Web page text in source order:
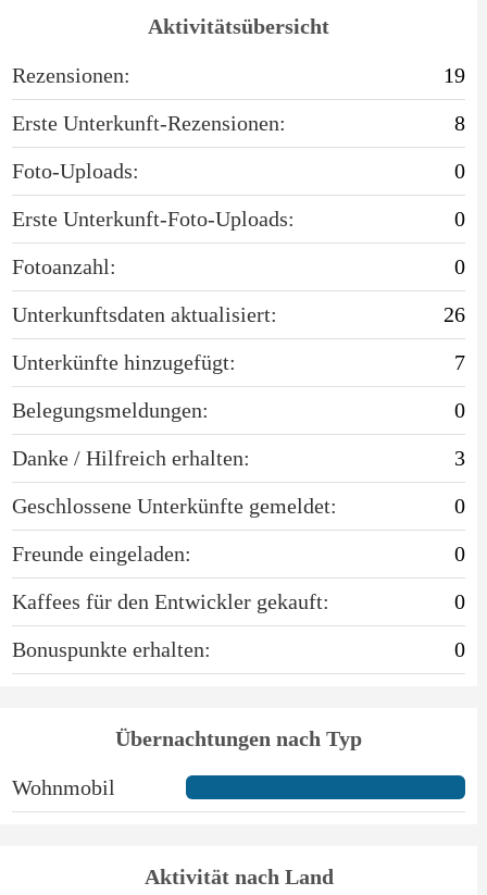
Aktivitätsübersicht
Rezensionen:
19
Erste Unterkunft-Rezensionen:
8
Foto-Uploads:
0
Erste Unterkunft-Foto-Uploads:
0
Fotoanzahl:
0
Unterkunftsdaten aktualisiert:
26
Unterkünfte hinzugefügt:
7
Belegungsmeldungen:
0
Danke / Hilfreich erhalten:
3
Geschlossene Unterkünfte gemeldet:
0
Freunde eingeladen:
0
Kaffees für den Entwickler gekauft:
0
Bonuspunkte erhalten:
0
Übernachtungen nach Typ
Wohnmobil
Aktivität nach Land